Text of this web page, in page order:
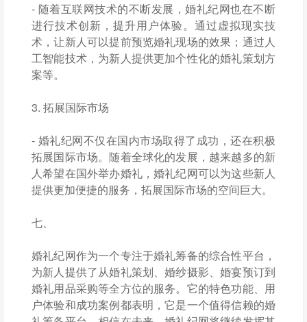
- 随着互联网技术的不断发展，婚礼纪网也在不断
进行技术创新，提升用户体验。通过虚拟现实技
术，让新人可以提前预览婚礼现场的效果；通过人
工智能技术，为新人提供更加个性化的婚礼策划方
案等。
3. 拓展国际市场
- 婚礼纪网不仅在国内市场取得了成功，还在积极
拓展国际市场。随着全球化的发展，越来越多的新
人希望在国外举办婚礼，婚礼纪网可以为这些新人
提供更加便捷的服务，拓展国际市场的空间巨大。
七、
婚礼纪网作为一个专注于婚礼筹备的综合性平台，
为新人提供了从婚礼策划、婚纱摄影、婚宴预订到
婚礼用品采购等全方位的服务。它的特色功能、用
户体验和成功案例都表明，它是一个值得信赖的婚